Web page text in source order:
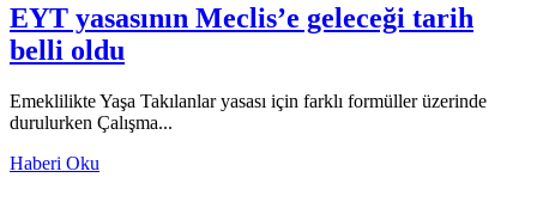
EYT yasasının Meclis’e geleceği tarih
belli oldu
Emeklilikte Yaşa Takılanlar yasası için farklı formüller üzerinde
durulurken Çalışma...
Haberi Oku